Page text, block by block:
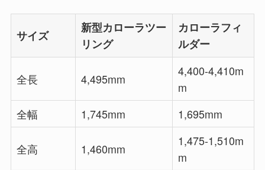
サイズ
新型カローラツー
リング
カローラフィ
ルダー
全長 4,495mm
4,400-4,410m
m
全幅
1,745mm 1,695mm
全高 1,460mm
1,475-1,510m
m